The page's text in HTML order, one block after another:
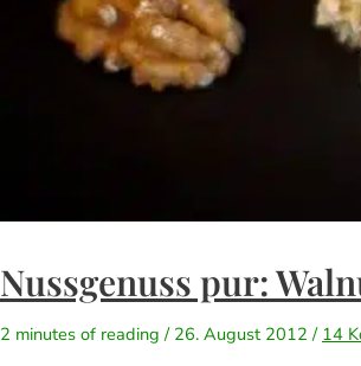
Nussgenuss pur:
2 minutes of reading / 26. August 2012 / 14